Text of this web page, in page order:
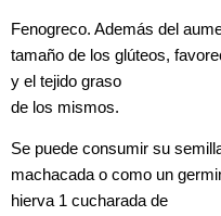
Fenogreco. Además del
tamaño de los glúteos,
y el tejido graso
de los mismos.
Se puede consumir su
machacada o como un
hierva 1 cucharada de